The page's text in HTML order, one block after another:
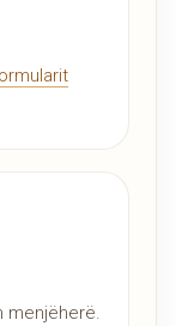
menjëherë.